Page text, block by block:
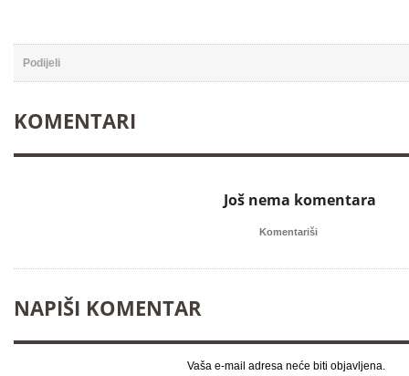
Podijeli
KOMENTARI
Još nema komentara
Komentariši
NAPIŠI KOMENTAR
Vaša e-mail adresa neće biti objavljena.